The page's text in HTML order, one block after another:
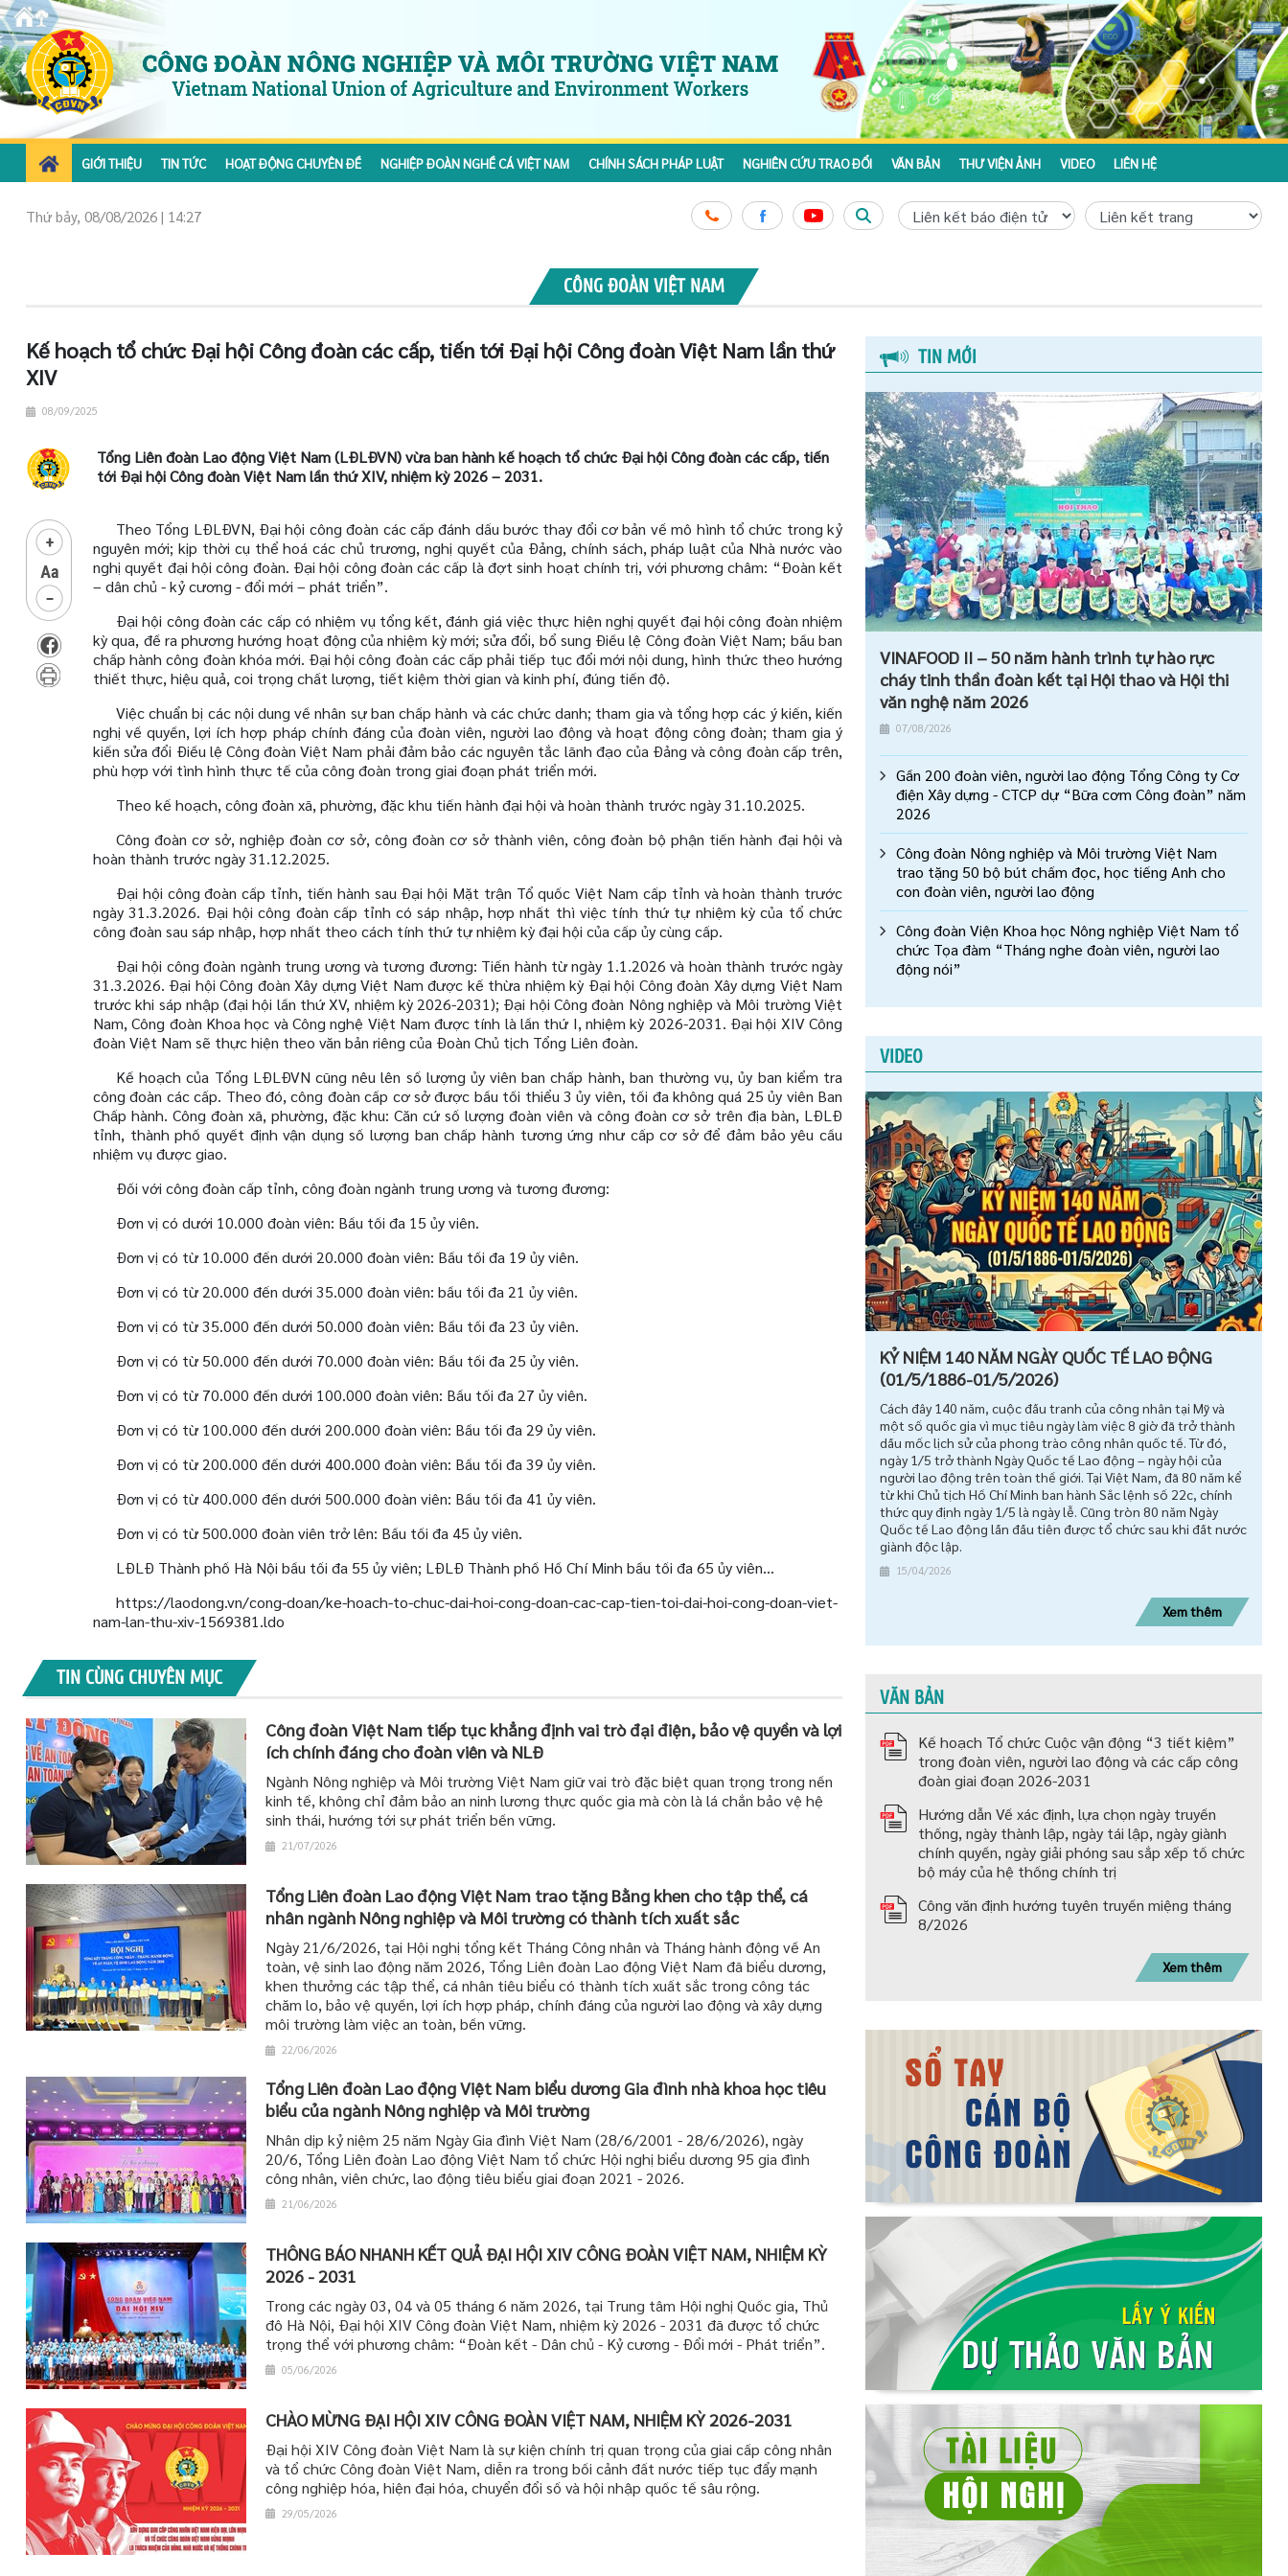
GIỚI THIỆU TIN TỨC HOẠT ĐỘNG CHUYÊN ĐỀ NGHIỆP ĐOÀN NGHỀ CÁ VIỆT NAM CHÍNH SÁCH PHÁP LUẬT NGHIÊN CỨU TRAO ĐỔI VĂN BẢN THƯ VIỆN ẢNH VIDEO LIÊN HỆ
Thứ bảy, 08/08/2026 | 14:27
CÔNG ĐOÀN VIỆT NAM
Kế hoạch tổ chức Đại hội Công đoàn các cấp, tiến tới Đại hội Công đoàn Việt Nam lần thứ
XIV
08/09/2025
Tổng Liên đoàn Lao động Việt Nam (LĐLĐVN) vừa ban hành kế hoạch tổ chức Đại hội Công đoàn các cấp, tiến
tới Đại hội Công đoàn Việt Nam lần thứ XIV, nhiệm kỳ 2026 – 2031.
Theo Tổng LĐLĐVN, Đại hội công đoàn các cấp đánh dấu bước thay đổi cơ bản về mô hình tổ chức trong kỷ
nguyên mới; kịp thời cụ thể hoá các chủ trương, nghị quyết của Đảng, chính sách, pháp luật của Nhà nước vào
nghị quyết đại hội công đoàn. Đại hội công đoàn các cấp là đợt sinh hoạt chính trị, với phương châm: “Đoàn kết
– dân chủ - kỷ cương - đổi mới – phát triển”.
Đại hội công đoàn các cấp có nhiệm vụ tổng kết, đánh giá việc thực hiện nghị quyết đại hội công đoàn nhiệm
kỳ qua, đề ra phương hướng hoạt động của nhiệm kỳ mới; sửa đổi, bổ sung Điều lệ Công đoàn Việt Nam; bầu ban
chấp hành công đoàn khóa mới. Đại hội công đoàn các cấp phải tiếp tục đổi mới nội dung, hình thức theo hướng
thiết thực, hiệu quả, coi trọng chất lượng, tiết kiệm thời gian và kinh phí, đúng tiến độ.
Việc chuẩn bị các nội dung về nhân sự ban chấp hành và các chức danh; tham gia và tổng hợp các ý kiến, kiến
nghị về quyền, lợi ích hợp pháp chính đáng của đoàn viên, người lao động và hoạt động công đoàn; tham gia ý
kiến sửa đổi Điều lệ Công đoàn Việt Nam phải đảm bảo các nguyên tắc lãnh đạo của Đảng và công đoàn cấp trên,
phù hợp với tình hình thực tế của công đoàn trong giai đoạn phát triển mới.
Theo kế hoạch, công đoàn xã, phường, đặc khu tiến hành đại hội và hoàn thành trước ngày 31.10.2025.
Công đoàn cơ sở, nghiệp đoàn cơ sở, công đoàn cơ sở thành viên, công đoàn bộ phận tiến hành đại hội và
hoàn thành trước ngày 31.12.2025.
Đại hội công đoàn cấp tỉnh, tiến hành sau Đại hội Mặt trận Tổ quốc Việt Nam cấp tỉnh và hoàn thành trước
ngày 31.3.2026. Đại hội công đoàn cấp tỉnh có sáp nhập, hợp nhất thì việc tính thứ tự nhiệm kỳ của tổ chức
công đoàn sau sáp nhập, hợp nhất theo cách tính thứ tự nhiệm kỳ đại hội của cấp ủy cùng cấp.
Đại hội công đoàn ngành trung ương và tương đương: Tiến hành từ ngày 1.1.2026 và hoàn thành trước ngày
31.3.2026. Đại hội Công đoàn Xây dựng Việt Nam được kế thừa nhiệm kỳ Đại hội Công đoàn Xây dựng Việt Nam
trước khi sáp nhập (đại hội lần thứ XV, nhiệm kỳ 2026-2031); Đại hội Công đoàn Nông nghiệp và Môi trường Việt
Nam, Công đoàn Khoa học và Công nghệ Việt Nam được tính là lần thứ I, nhiệm kỳ 2026-2031. Đại hội XIV Công
đoàn Việt Nam sẽ thực hiện theo văn bản riêng của Đoàn Chủ tịch Tổng Liên đoàn.
Kế hoạch của Tổng LĐLĐVN cũng nêu lên số lượng ủy viên ban chấp hành, ban thường vụ, ủy ban kiểm tra
công đoàn các cấp. Theo đó, công đoàn cấp cơ sở được bầu tối thiểu 3 ủy viên, tối đa không quá 25 ủy viên Ban
Chấp hành. Công đoàn xã, phường, đặc khu: Căn cứ số lượng đoàn viên và công đoàn cơ sở trên địa bàn, LĐLĐ
tỉnh, thành phố quyết định vận dụng số lượng ban chấp hành tương ứng như cấp cơ sở để đảm bảo yêu cầu
nhiệm vụ được giao.
Đối với công đoàn cấp tỉnh, công đoàn ngành trung ương và tương đương:
Đơn vị có dưới 10.000 đoàn viên: Bầu tối đa 15 ủy viên.
Đơn vị có từ 10.000 đến dưới 20.000 đoàn viên: Bầu tối đa 19 ủy viên.
Đơn vị có từ 20.000 đến dưới 35.000 đoàn viên: bầu tối đa 21 ủy viên.
Đơn vị có từ 35.000 đến dưới 50.000 đoàn viên: Bầu tối đa 23 ủy viên.
Đơn vị có từ 50.000 đến dưới 70.000 đoàn viên: Bầu tối đa 25 ủy viên.
Đơn vị có từ 70.000 đến dưới 100.000 đoàn viên: Bầu tối đa 27 ủy viên.
Đơn vị có từ 100.000 đến dưới 200.000 đoàn viên: Bầu tối đa 29 ủy viên.
Đơn vị có từ 200.000 đến dưới 400.000 đoàn viên: Bầu tối đa 39 ủy viên.
Đơn vị có từ 400.000 đến dưới 500.000 đoàn viên: Bầu tối đa 41 ủy viên.
Đơn vị có từ 500.000 đoàn viên trở lên: Bầu tối đa 45 ủy viên.
LĐLĐ Thành phố Hà Nội bầu tối đa 55 ủy viên; LĐLĐ Thành phố Hồ Chí Minh bầu tối đa 65 ủy viên…
https://laodong.vn/cong-doan/ke-hoach-to-chuc-dai-hoi-cong-doan-cac-cap-tien-toi-dai-hoi-cong-doan-viet-
nam-lan-thu-xiv-1569381.ldo
TIN CÙNG CHUYÊN MỤC
Công đoàn Việt Nam tiếp tục khẳng định vai trò đại điện, bảo vệ quyền và lợi
ích chính đáng cho đoàn viên và NLĐ
Ngành Nông nghiệp và Môi trường Việt Nam giữ vai trò đặc biệt quan trọng trong nền
kinh tế, không chỉ đảm bảo an ninh lương thực quốc gia mà còn là lá chắn bảo vệ hệ
sinh thái, hướng tới sự phát triển bền vững.
21/07/2026
Tổng Liên đoàn Lao động Việt Nam trao tặng Bằng khen cho tập thể, cá
nhân ngành Nông nghiệp và Môi trường có thành tích xuất sắc
Ngày 21/6/2026, tại Hội nghị tổng kết Tháng Công nhân và Tháng hành động về An
toàn, vệ sinh lao động năm 2026, Tổng Liên đoàn Lao động Việt Nam đã biểu dương,
khen thưởng các tập thể, cá nhân tiêu biểu có thành tích xuất sắc trong công tác
chăm lo, bảo vệ quyền, lợi ích hợp pháp, chính đáng của người lao động và xây dựng
môi trường làm việc an toàn, bền vững.
22/06/2026
Tổng Liên đoàn Lao động Việt Nam biểu dương Gia đình nhà khoa học tiêu
biểu của ngành Nông nghiệp và Môi trường
Nhân dịp kỷ niệm 25 năm Ngày Gia đình Việt Nam (28/6/2001 - 28/6/2026), ngày
20/6, Tổng Liên đoàn Lao động Việt Nam tổ chức Hội nghị biểu dương 95 gia đình
công nhân, viên chức, lao động tiêu biểu giai đoạn 2021 - 2026.
21/06/2026
THÔNG BÁO NHANH KẾT QUẢ ĐẠI HỘI XIV CÔNG ĐOÀN VIỆT NAM, NHIỆM KỲ
2026 - 2031
Trong các ngày 03, 04 và 05 tháng 6 năm 2026, tại Trung tâm Hội nghị Quốc gia, Thủ
đô Hà Nội, Đại hội XIV Công đoàn Việt Nam, nhiệm kỳ 2026 - 2031 đã được tổ chức
trọng thể với phương châm: “Đoàn kết - Dân chủ - Kỷ cương - Đổi mới - Phát triển”.
05/06/2026
CHÀO MỪNG ĐẠI HỘI XIV CÔNG ĐOÀN VIỆT NAM, NHIỆM KỲ 2026-2031
Đại hội XIV Công đoàn Việt Nam là sự kiện chính trị quan trọng của giai cấp công nhân
và tổ chức Công đoàn Việt Nam, diễn ra trong bối cảnh đất nước tiếp tục đẩy mạnh
công nghiệp hóa, hiện đại hóa, chuyển đổi số và hội nhập quốc tế sâu rộng.
29/05/2026
TIN MỚI
VINAFOOD II – 50 năm hành trình tự hào rực
cháy tinh thần đoàn kết tại Hội thao và Hội thi
văn nghệ năm 2026
07/08/2026
Gần 200 đoàn viên, người lao động Tổng Công ty Cơ
điện Xây dựng - CTCP dự “Bữa cơm Công đoàn” năm
2026
Công đoàn Nông nghiệp và Môi trường Việt Nam
trao tặng 50 bộ bút chấm đọc, học tiếng Anh cho
con đoàn viên, người lao động
Công đoàn Viện Khoa học Nông nghiệp Việt Nam tổ
chức Tọa đàm “Tháng nghe đoàn viên, người lao
động nói”
VIDEO
KỶ NIỆM 140 NĂM NGÀY QUỐC TẾ LAO ĐỘNG
(01/5/1886-01/5/2026)
Cách đây 140 năm, cuộc đấu tranh của công nhân tại Mỹ và
một số quốc gia vì mục tiêu ngày làm việc 8 giờ đã trở thành
dấu mốc lịch sử của phong trào công nhân quốc tế. Từ đó,
ngày 1/5 trở thành Ngày Quốc tế Lao động – ngày hội của
người lao động trên toàn thế giới. Tại Việt Nam, đã 80 năm kể
từ khi Chủ tịch Hồ Chí Minh ban hành Sắc lệnh số 22c, chính
thức quy định ngày 1/5 là ngày lễ. Cũng tròn 80 năm Ngày
Quốc tế Lao động lần đầu tiên được tổ chức sau khi đất nước
giành độc lập.
15/04/2026
Xem thêm
VĂN BẢN
Kế hoạch Tổ chức Cuộc vận động “3 tiết kiệm”
trong đoàn viên, người lao động và các cấp công
đoàn giai đoạn 2026-2031
Hướng dẫn Về xác định, lựa chọn ngày truyền
thống, ngày thành lập, ngày tái lập, ngày giành
chính quyền, ngày giải phóng sau sắp xếp tố chức
bộ máy của hệ thống chính trị
Công văn định hướng tuyên truyền miệng tháng
8/2026
Xem thêm